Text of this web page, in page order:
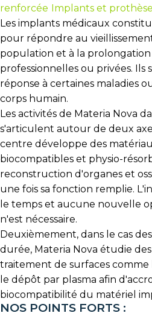
renforcée
Implants et
Les implants médicaux
pour répondre au
population et à la prolongation
professionnelles ou privées. Ils
réponse à certaines maladies
corps humain.
Les activités de Materia Nova
s'articulent autour de deux
centre développe des
biocompatibles et physio-
reconstruction d'organes et
une fois sa fonction remplie.
le temps et aucune nouvelle
n'est nécessaire.
Deuxièmement, dans le cas
durée, Materia Nova étudie
traitement de surfaces
le dépôt par plasma afin
biocompatibilité du matériel
NOS POINTS FORTS :